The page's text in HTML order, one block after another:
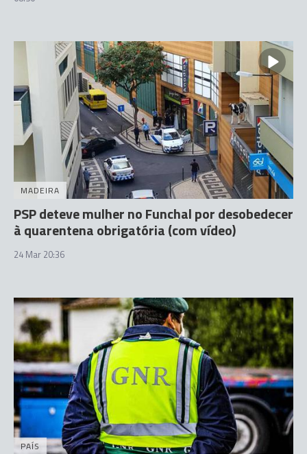
MADEIRA
PSP deteve mulher no Funchal por desobedecer
à quarentena obrigatória (com vídeo)
24 Mar 20:36
PAÍS